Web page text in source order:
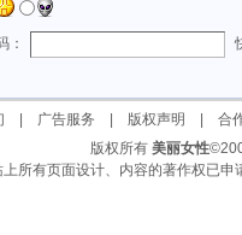
：
广告服务 版权声明
合
版权所有 美丽女性
所有页面设计、内容的著作权已